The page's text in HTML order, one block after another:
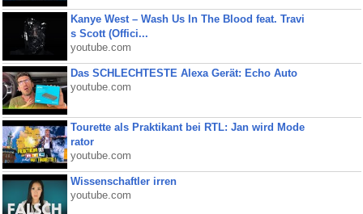
Kanye West – Wash Us In The Blood feat. Travi
s Scott (Offici...
youtube.com
Das SCHLECHTESTE Alexa Gerät: Echo Auto
youtube.com
Tourette als Praktikant bei RTL: Jan wird Mode
rator
youtube.com
Wissenschaftler irren
youtube.com